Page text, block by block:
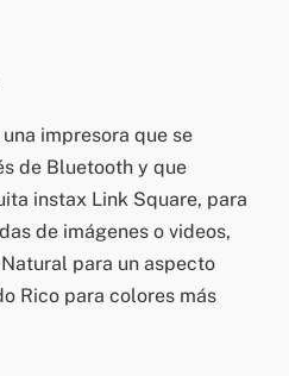
una impresora que se
de Bluetooth y que
instax Link Square, para
de imágenes o videos,
para un aspecto
Rico para colores más